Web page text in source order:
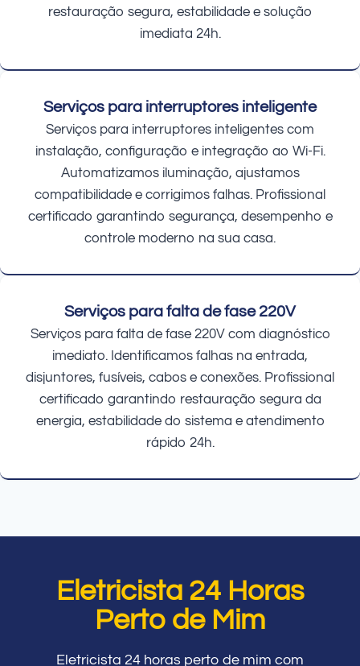
restauração segura, estabilidade e solução
imediata 24h.
Serviços para interruptores inteligente
Serviços para interruptores inteligentes com
instalação, configuração e integração ao Wi-Fi.
Automatizamos iluminação, ajustamos
compatibilidade e corrigimos falhas. Profissional
certificado garantindo segurança, desempenho e
controle moderno na sua casa.
Serviços para falta de fase 220V
Serviços para falta de fase 220V com diagnóstico
imediato. Identificamos falhas na entrada,
disjuntores, fusíveis, cabos e conexões. Profissional
certificado garantindo restauração segura da
energia, estabilidade do sistema e atendimento
rápido 24h.
Eletricista 24 Horas
Perto de Mim
Eletricista 24 horas perto de mim com